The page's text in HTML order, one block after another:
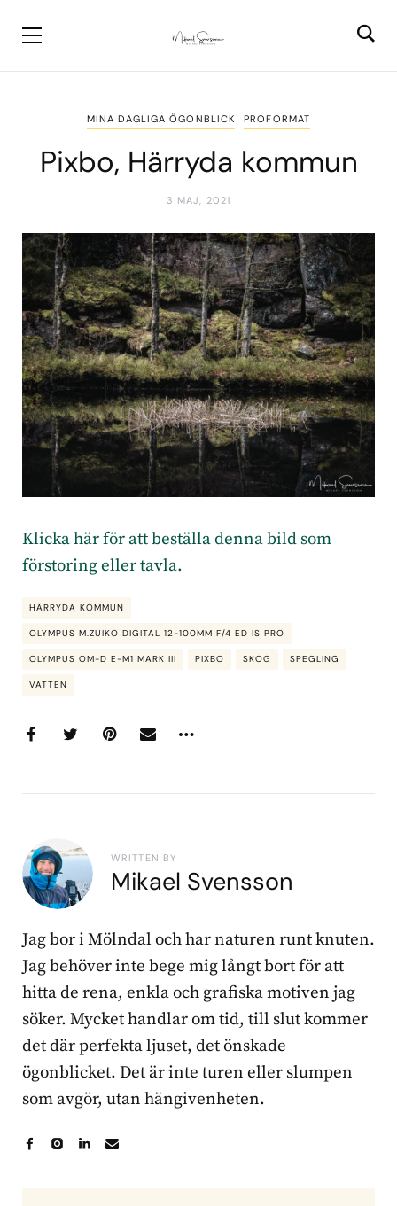
MINA DAGLIGA ÖGONBLICK PROFORMAT
Pixbo, Härryda kommun
3 MAJ, 2021
Klicka här för att beställa denna bild som
förstoring eller tavla.
HÄRRYDA KOMMUN
OLYMPUS M.ZUIKO DIGITAL 12-100MM F/4 ED IS PRO
OLYMPUS OM-D E-M1 MARK III PIXBO SKOG SPEGLING
VATTEN
WRITTEN BY
Mikael Svensson
Jag bor i Mölndal och har naturen runt knuten.
Jag behöver inte bege mig långt bort för att
hitta de rena, enkla och grafiska motiven jag
söker. Mycket handlar om tid, till slut kommer
det där perfekta ljuset, det önskade
ögonblicket. Det är inte turen eller slumpen
som avgör, utan hängivenheten.